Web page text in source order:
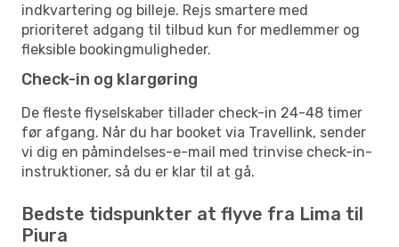
indkvartering og billeje. Rejs smartere med
prioriteret adgang til tilbud kun for medlemmer og
fleksible bookingmuligheder.
Check-in og klargøring
De fleste flyselskaber tillader check-in 24-48 timer
før afgang. Når du har booket via Travellink, sender
vi dig en påmindelses-e-mail med trinvise check-in-
instruktioner, så du er klar til at gå.
Bedste tidspunkter at flyve fra Lima til
Piura